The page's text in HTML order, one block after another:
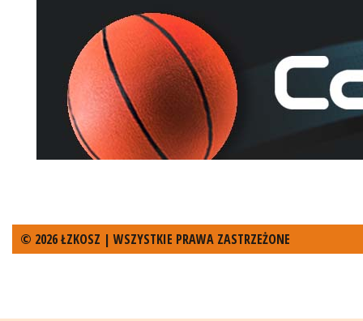
© 2026 ŁZKOSZ | WSZYSTKIE PRAWA ZASTRZEŻONE